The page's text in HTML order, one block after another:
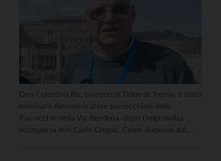
Don Celestino Riz, parroco di Tione di Trento, è stato
nominato Amministratore parrocchiale delle
Parrocchie della Val Rendena, dopo l’improvvisa
scomparsa don Carlo Crepaz. Come disposto dal